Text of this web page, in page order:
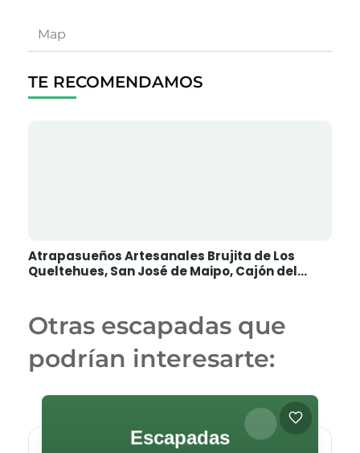
Map
TE RECOMENDAMOS
Atrapasueños Artesanales Brujita de Los
Queltehues, San José de Maipo, Cajón del
Otras escapadas que
podrían interesarte: